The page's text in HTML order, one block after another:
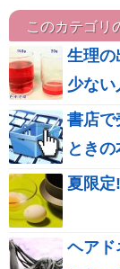
このカテゴリ
生理の
少ない
書店
とき
夏限
ヘアド